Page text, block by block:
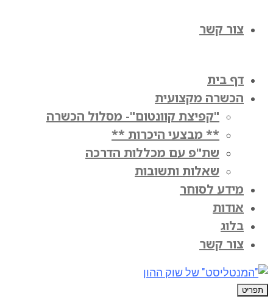
צור קשר
דף בית
הכשרה מקצועית
"קפיצת קוונטום"- מסלול הכשרה
** מבצעי היכרות **
שת"פ עם מכללות הדרכה
שאלות ותשובות
מידע לסוחר
אודות
בלוג
צור קשר
תפריט